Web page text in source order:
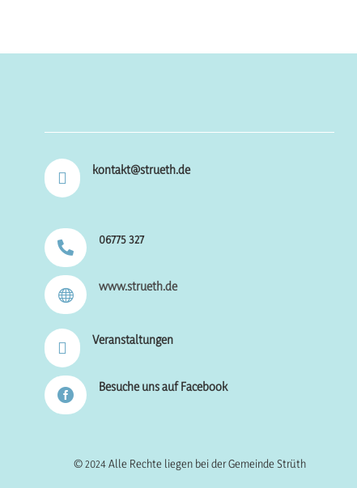
 kontakt@strueth.de
 06775 327

www.strueth.de
 Veranstaltungen

Besuche uns auf Facebook
© 2024 Alle Rechte liegen bei der Gemeinde Strüth